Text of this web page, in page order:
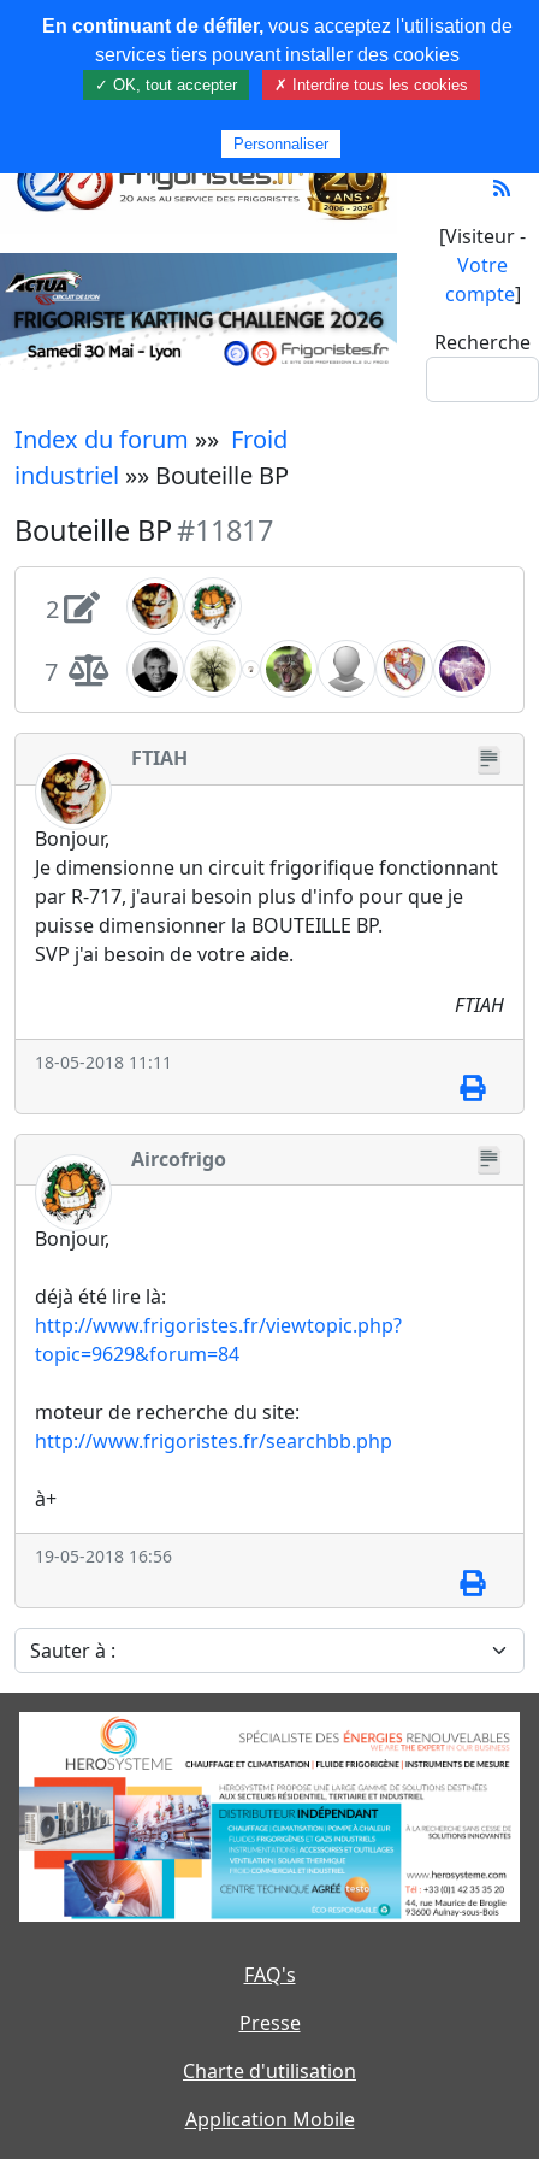
[Visiteur -
Votre
compte]
Recherche
Index du forum »» Froid
industriel »» Bouteille BP
Bouteille BP#11817
2
7
FTIAH
Bonjour,
Je dimensionne un circuit frigorifique fonctionnant
par R-717, j'aurai besoin plus d'info pour que je
puisse dimensionner la BOUTEILLE BP.
SVP j'ai besoin de votre aide.
FTIAH
18-05-2018 11:11
Aircofrigo
Bonjour,
déjà été lire là:
http://www.frigoristes.fr/viewtopic.php?
topic=9629&forum=84
moteur de recherche du site:
http://www.frigoristes.fr/searchbb.php
à+
19-05-2018 16:56
Sauter à :
FAQ's
Presse
Charte d'utilisation
Application Mobile
En continuant de défiler,vous acceptez l'utilisation de
services tiers pouvant installer des cookies
✓ OK, tout accepter ✗ Interdire tous les cookies
Personnaliser